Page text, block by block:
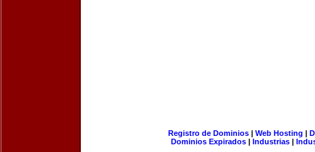
Registro de Dominios| Web Hosting |
Dominios Expirados | Industrias |